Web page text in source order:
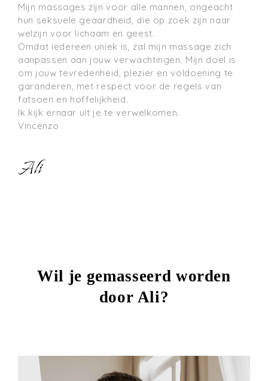
Mijn massages zijn voor alle mannen, ongeacht
hun seksuele geaardheid, die op zoek zijn naar
welzijn voor lichaam en geest.
Omdat iedereen uniek is, zal mijn massage zich
aanpassen aan jouw verwachtingen. Mijn doel is
om jouw tevredenheid, plezier en voldoening te
garanderen, met respect voor de regels van
fatsoen en hoffelijkheid.
Ik kijk ernaar uit je te verwelkomen.
Vincenzo
Ali
Wil je gemasseerd worden
door Ali?